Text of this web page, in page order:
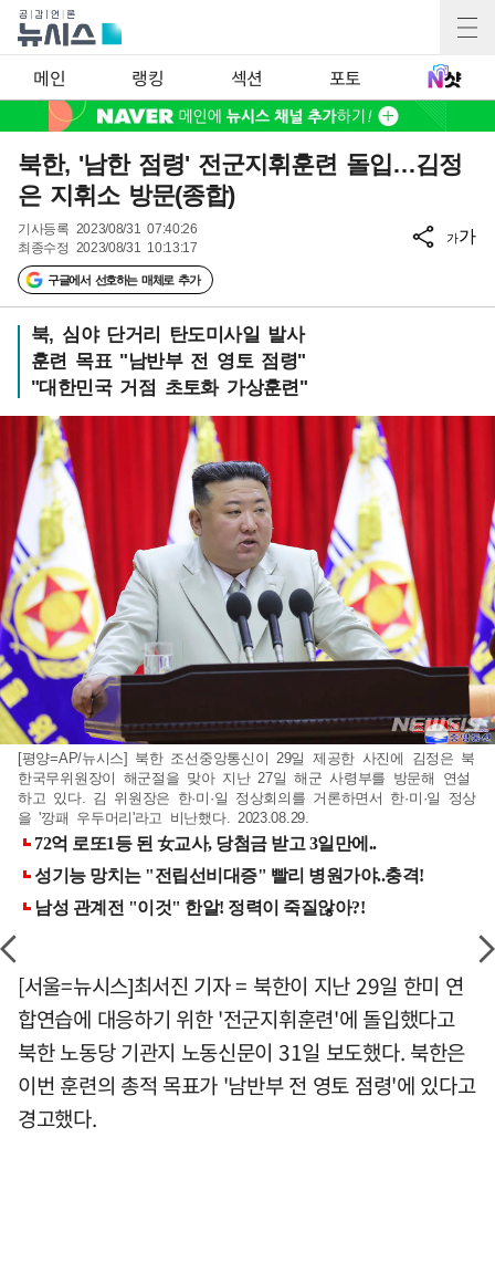
메인 랭킹 섹션 포토
북한, '남한 점령' 전군지휘훈련 돌입…김정
은 지휘소 방문(종합)
기사등록 2023/08/31 07:40:26
최종수정 2023/08/31 10:13:17
구글에서 선호하는 매체로 추가
가가
북, 심야 단거리 탄도미사일 발사
훈련 목표 "남반부 전 영토 점령"
"대한민국 거점 초토화 가상훈련"
[평양=AP/뉴시스] 북한 조선중앙통신이 29일 제공한 사진에 김정은 북
한국무위원장이 해군절을 맞아 지난 27일 해군 사령부를 방문해 연설
하고 있다. 김 위원장은 한·미·일 정상회의를 거론하면서 한·미·일 정상
을 '깡패 우두머리'라고 비난했다. 2023.08.29.
[서울=뉴시스]최서진 기자 = 북한이 지난 29일 한미 연
합연습에 대응하기 위한 '전군지휘훈련'에 돌입했다고
북한 노동당 기관지 노동신문이 31일 보도했다. 북한은
이번 훈련의 총적 목표가 '남반부 전 영토 점령'에 있다고
경고했다.